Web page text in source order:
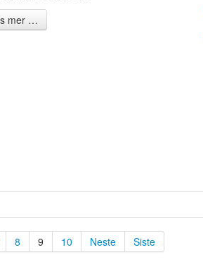
mer …
8 9 10 Neste Siste